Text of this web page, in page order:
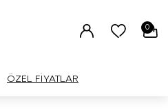
0
ÖZEL FİYATLAR